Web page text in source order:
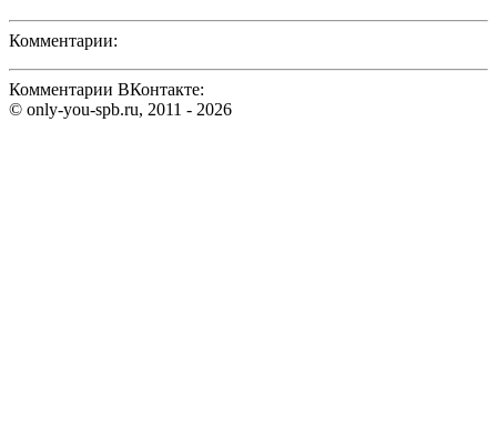
Комментарии:
Комментарии ВКонтакте:
© only-you-spb.ru, 2011 - 2026